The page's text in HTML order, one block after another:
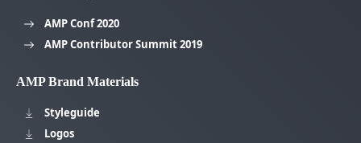
AMP Conf 2020
AMP Contributor Summit 2019
AMP Brand Materials
Styleguide
Logos